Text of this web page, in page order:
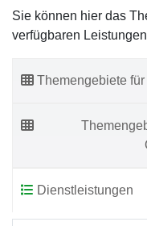
Sie können hier das
verfügbaren
Themengebiete
Dienstleistungen